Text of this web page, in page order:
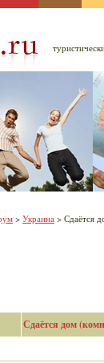
> Украина > Сдаётся
Сдаётся дом